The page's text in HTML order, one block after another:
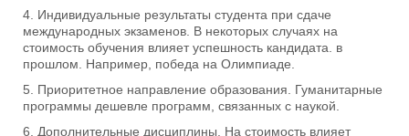
Индивидуальные результаты студента при сдаче
международных экзаменов. В некоторых случаях на
стоимость обучения влияет успешность кандидата. в
прошлом. Например, победа на Олимпиаде.
Приоритетное направление образования. Гуманитарные
программы дешевле программ, связанных с наукой.
Дополнительные дисциплины. На стоимость влияет